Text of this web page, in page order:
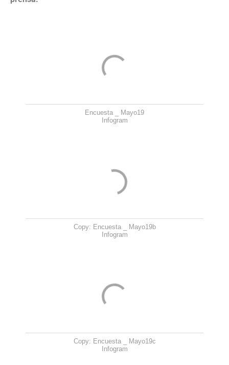
Encuesta _ Mayo19
Infogram
Copy: Encuesta _ Mayo19b
Infogram
Copy: Encuesta _ Mayo19c
Infogram